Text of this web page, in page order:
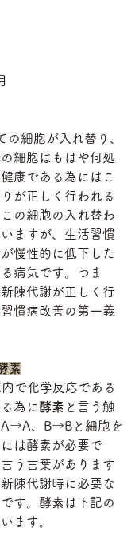
の細胞が入れ替り、
細胞はもはや何処
康である為にはこ
が正しく行われる
の細胞の入れ替わ
ますが、生活習慣
慢性的に低下した
病気です。つま
陳代謝が正しく行
慣病改善の第一義
素
で化学反応である
為に 酵素 と言う触
A→A、B→Bと細胞を
は酵素が必要で
う言葉があります
陳代謝時に必要な
す。酵素は下記の
ます。